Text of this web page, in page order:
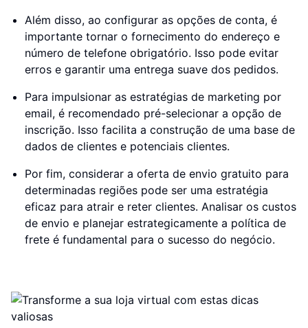
Além disso, ao configurar as opções de conta, é
importante tornar o fornecimento do endereço e
número de telefone obrigatório. Isso pode evitar
erros e garantir uma entrega suave dos pedidos.
Para impulsionar as estratégias de marketing por
email, é recomendado pré-selecionar a opção de
inscrição. Isso facilita a construção de uma base de
dados de clientes e potenciais clientes.
Por fim, considerar a oferta de envio gratuito para
determinadas regiões pode ser uma estratégia
eficaz para atrair e reter clientes. Analisar os custos
de envio e planejar estrategicamente a política de
frete é fundamental para o sucesso do negócio.